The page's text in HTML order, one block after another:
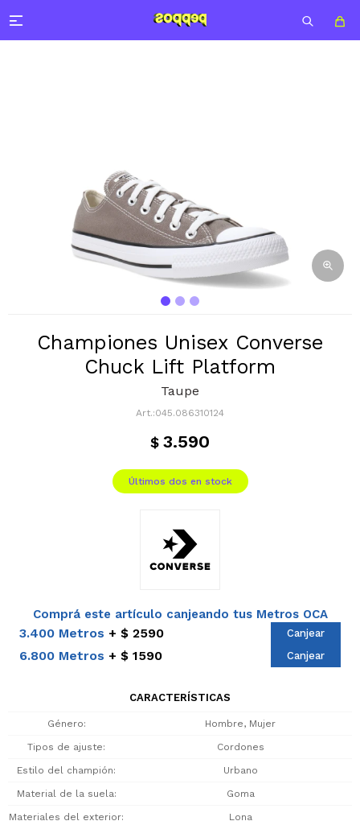

Championes Unisex Converse
Chuck Lift Platform
Taupe
045.086310124
$ 3.590
Últimos dos en stock
Comprá este artículo canjeando tus Metros OCA
3.400 Metros $ 2590 Canjear
6.800 Metros $ 1590 Canjear
CARACTERÍSTICAS
Género Hombre, Mujer
Tipos de ajuste Cordones
Estilo del champión Urbano
Material de la suela Goma
Materiales del exterior Lona